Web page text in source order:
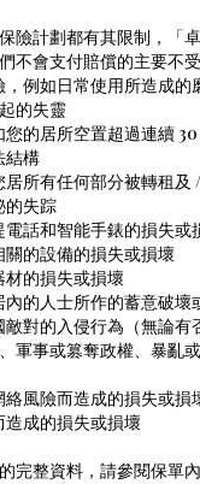
險計劃都有其限制，「
不會支付賠償的主要不
，例如日常使用所造成
的失靈
您的居所空置超過連續
結構
居所有任何部分被轉租及
的失踪
電話和智能手錶的損失或
關的設備的損失或損壞
材的損失或損壞
內的人士所作的蓄意破壞
敵對的入侵行為（無論
軍事或篡奪政權、暴亂
絡風險而造成的損失或損
造成的損失或損壞
完整資料，請參閱保單內